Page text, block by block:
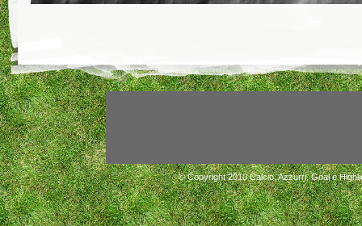
© Copyright 2010Calcio, Azzurri, Goal e